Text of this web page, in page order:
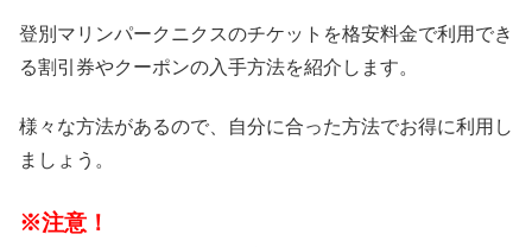
登別マリンパークニクスのチケットを格安料金で利用でき
る割引券やクーポンの入手方法を紹介します。
様々な方法があるので、自分に合った方法でお得に利用し
ましょう。
※注意！